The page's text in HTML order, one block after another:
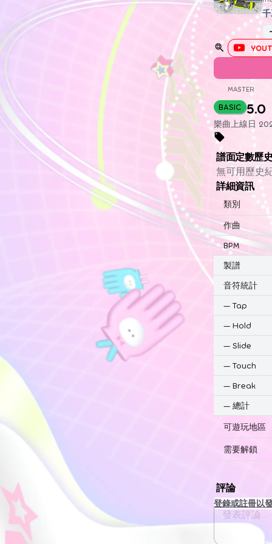
MASTER
BASIC 5.0
樂曲上線日
譜面定數歷
無可用歷史
詳細資訊
類別
作曲
BPM
製譜
音符統計
— Tap
— Hold
— Slide
— Touch
— Break
— 總計
可遊玩地區
需要解鎖
評論
登錄或註冊以